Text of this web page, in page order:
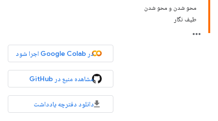
محو شدن و محو شدن
طیف نگار
در Google Colab اجرا شود
مشاهده منبع در GitHub
دانلود دفترچه یادداشت